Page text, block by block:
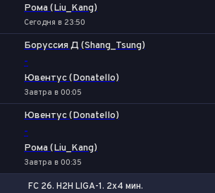
Рома (Liu_Kang)
Сегодня в 23:50
Боруссия Д (Shang_Tsung)
-
Ювентус (Donatello)
Завтра в 00:05
Ювентус (Donatello)
-
Рома (Liu_Kang)
Завтра в 00:35
FC 26. H2H LIGA-1. 2x4 мин.